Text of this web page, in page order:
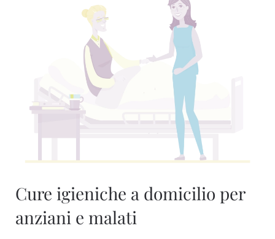
Cure igieniche a domicilio per
anziani e malati